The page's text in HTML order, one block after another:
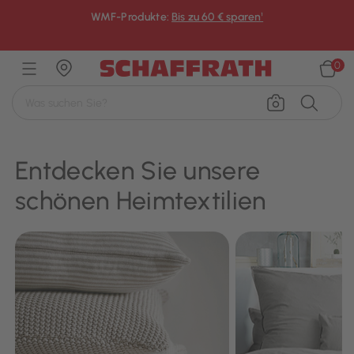
WMF-Produkte: Bis zu 60 € sparen¹
0
Entdecken Sie unsere
schönen Heimtextilien